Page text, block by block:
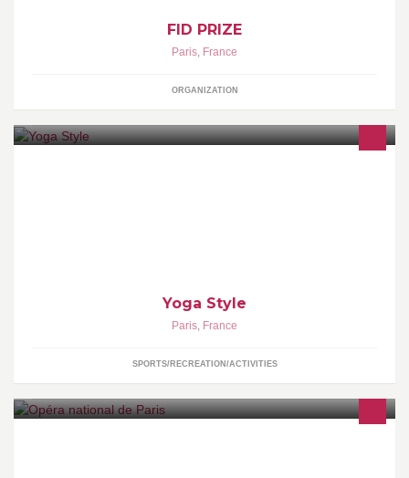
FID PRIZE
Paris, France
ORGANIZATION
Yoga Style
Paris, France
SPORTS/RECREATION/ACTIVITIES